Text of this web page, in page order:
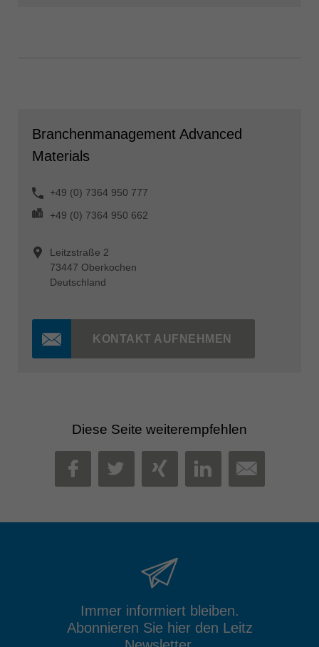
Branchenmanagement Advanced
Materials
+49 (0) 7364 950 777
+49 (0) 7364 950 662
Leitzstraße 2
73447 Oberkochen
Deutschland
KONTAKT AUFNEHMEN
Diese Seite weiterempfehlen
FACEBOOK
TWITTER
XINGLINKEDIN
MAIL
Immer informiert bleiben.
Abonnieren Sie hier den Leitz